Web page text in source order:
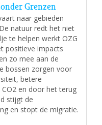
Grenzen
naar gebieden
natuur redt het niet
te helpen werkt OZG
positieve impacts
zo mee aan de
bossen zorgen voor
betere
en door het terug
stijgt de
en stopt de migratie.